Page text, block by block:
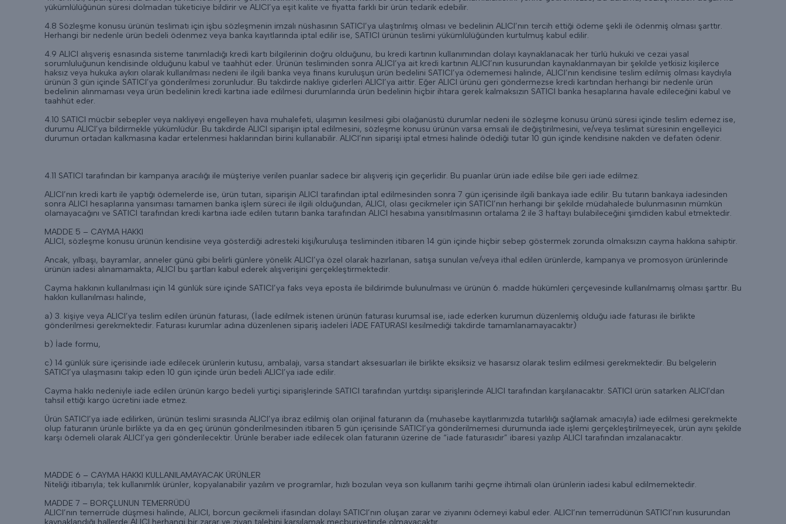
yükümlülüğünün süresi dolmadan tüketiciye bildirir ve ALICI’ya eşit kalite ve fiyatta farklı bir ürün tedarik edebilir.
4.8 Sözleşme konusu ürünün teslimatı için işbu sözleşmenin imzalı nüshasının SATICI’ya ulaştırılmış olması ve bedelinin ALICI’nın tercih ettiği ödeme şekli ile ödenmiş olması şarttır.
Herhangi bir nedenle ürün bedeli ödenmez veya banka kayıtlarında iptal edilir ise, SATICI ürünün teslimi yükümlülüğünden kurtulmuş kabul edilir.
4.9 ALICI alışveriş esnasında sisteme tanımladığı kredi kartı bilgilerinin doğru olduğunu, bu kredi kartının kullanımından dolayı kaynaklanacak her türlü hukuki ve cezai yasal
sorumluluğunun kendisinde olduğunu kabul ve taahhüt eder. Ürünün tesliminden sonra ALICI’ya ait kredi kartının ALICI’nın kusurundan kaynaklanmayan bir şekilde yetkisiz kişilerce
haksız veya hukuka aykırı olarak kullanılması nedeni ile ilgili banka veya finans kuruluşun ürün bedelini SATICI’ya ödememesi halinde, ALICI’nın kendisine teslim edilmiş olması kaydıyla
ürünün 3 gün içinde SATICI’ya gönderilmesi zorunludur. Bu takdirde nakliye giderleri ALICI’ya aittir. Eğer ALICI ürünü geri göndermezse kredi kartından herhangi bir nedenle ürün
bedelinin alınmaması veya ürün bedelinin kredi kartına iade edilmesi durumlarında ürün bedelinin hiçbir ihtara gerek kalmaksızın SATICI banka hesaplarına havale edileceğini kabul ve
taahhüt eder.
4.10 SATICI mücbir sebepler veya nakliyeyi engelleyen hava muhalefeti, ulaşımın kesilmesi gibi olağanüstü durumlar nedeni ile sözleşme konusu ürünü süresi içinde teslim edemez ise,
durumu ALICI’ya bildirmekle yükümlüdür. Bu takdirde ALICI siparişin iptal edilmesini, sözleşme konusu ürünün varsa emsali ile değiştirilmesini, ve/veya teslimat süresinin engelleyici
durumun ortadan kalkmasına kadar ertelenmesi haklarından birini kullanabilir. ALICI’nın siparişi iptal etmesi halinde ödediği tutar 10 gün içinde kendisine nakden ve defaten ödenir.
4.11 SATICI tarafından bir kampanya aracılığı ile müşteriye verilen puanlar sadece bir alışveriş için geçerlidir. Bu puanlar ürün iade edilse bile geri iade edilmez.
ALICI’nın kredi kartı ile yaptığı ödemelerde ise, ürün tutarı, siparişin ALICI tarafından iptal edilmesinden sonra 7 gün içerisinde ilgili bankaya iade edilir. Bu tutarın bankaya iadesinden
sonra ALICI hesaplarına yansıması tamamen banka işlem süreci ile ilgili olduğundan, ALICI, olası gecikmeler için SATICI’nın herhangi bir şekilde müdahalede bulunmasının mümkün
olamayacağını ve SATICI tarafından kredi kartına iade edilen tutarın banka tarafından ALICI hesabına yansıtılmasının ortalama 2 ile 3 haftayı bulabileceğini şimdiden kabul etmektedir.
MADDE 5 – CAYMA HAKKI
ALICI, sözleşme konusu ürünün kendisine veya gösterdiği adresteki kişi/kuruluşa tesliminden itibaren 14 gün içinde hiçbir sebep göstermek zorunda olmaksızın cayma hakkına sahiptir.
Ancak, yılbaşı, bayramlar, anneler günü gibi belirli günlere yönelik ALICI’ya özel olarak hazırlanan, satışa sunulan ve/veya ithal edilen ürünlerde, kampanya ve promosyon ürünlerinde
ürünün iadesi alınamamakta; ALICI bu şartları kabul ederek alışverişini gerçekleştirmektedir.
Cayma hakkının kullanılması için 14 günlük süre içinde SATICI’ya faks veya eposta ile bildirimde bulunulması ve ürünün 6. madde hükümleri çerçevesinde kullanılmamış olması şarttır. Bu
hakkın kullanılması halinde,
a) 3. kişiye veya ALICI’ya teslim edilen ürünün faturası, (İade edilmek istenen ürünün faturası kurumsal ise, iade ederken kurumun düzenlemiş olduğu iade faturası ile birlikte
gönderilmesi gerekmektedir. Faturası kurumlar adına düzenlenen sipariş iadeleri İADE FATURASI kesilmediği takdirde tamamlanamayacaktır)
b) İade formu,
c) 14 günlük süre içerisinde iade edilecek ürünlerin kutusu, ambalajı, varsa standart aksesuarları ile birlikte eksiksiz ve hasarsız olarak teslim edilmesi gerekmektedir. Bu belgelerin
SATICI’ya ulaşmasını takip eden 10 gün içinde ürün bedeli ALICI’ya iade edilir.
Cayma hakkı nedeniyle iade edilen ürünün kargo bedeli yurtiçi siparişlerinde SATICI tarafından yurtdışı siparişlerinde ALICI tarafından karşılanacaktır. SATICI ürün satarken ALICI'dan
tahsil ettiği kargo ücretini iade etmez.
Ürün SATICI’ya iade edilirken, ürünün teslimi sırasında ALICI’ya ibraz edilmiş olan orijinal faturanın da (muhasebe kayıtlarımızda tutarlılığı sağlamak amacıyla) iade edilmesi gerekmekte
olup faturanın ürünle birlikte ya da en geç ürünün gönderilmesinden itibaren 5 gün içerisinde SATICI’ya gönderilmemesi durumunda iade işlemi gerçekleştirilmeyecek, ürün aynı şekilde
karşı ödemeli olarak ALICI’ya geri gönderilecektir. Ürünle beraber iade edilecek olan faturanın üzerine de “iade faturasıdır” ibaresi yazılıp ALICI tarafından imzalanacaktır.
MADDE 6 – CAYMA HAKKI KULLANILAMAYACAK ÜRÜNLER
Niteliği itibarıyla; tek kullanımlık ürünler, kopyalanabilir yazılım ve programlar, hızlı bozulan veya son kullanım tarihi geçme ihtimali olan ürünlerin iadesi kabul edilmemektedir.
MADDE 7 – BORÇLUNUN TEMERRÜDÜ
ALICI’nın temerrüde düşmesi halinde, ALICI, borcun gecikmeli ifasından dolayı SATICI’nın oluşan zarar ve ziyanını ödemeyi kabul eder. ALICI’nın temerrüdünün SATICI’nın kusurundan
kaynaklandığı hallerde ALICI herhangi bir zarar ve ziyan talebini karşılamak mecburiyetinde olmayacaktır.